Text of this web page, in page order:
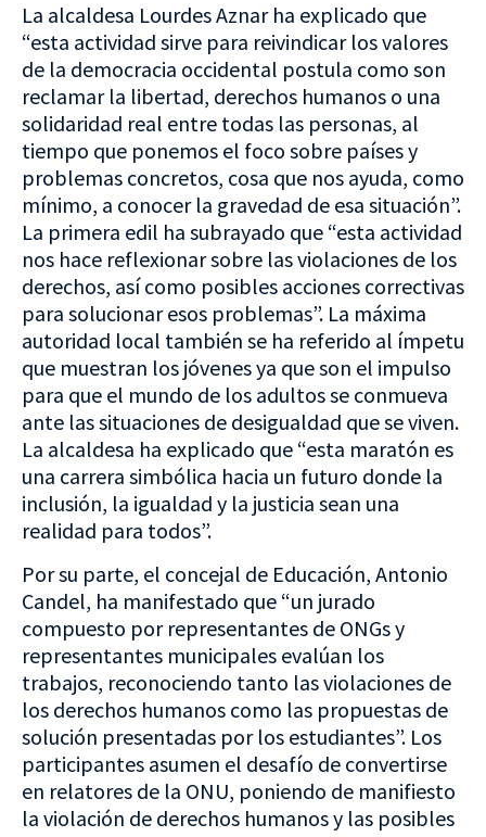
La alcaldesa Lourdes Aznar ha explicado que
“esta actividad sirve para reivindicar los valores
de la democracia occidental postula como son
reclamar la libertad, derechos humanos o una
solidaridad real entre todas las personas, al
tiempo que ponemos el foco sobre países y
problemas concretos, cosa que nos ayuda, como
mínimo, a conocer la gravedad de esa situación”.
La primera edil ha subrayado que “esta actividad
nos hace reflexionar sobre las violaciones de los
derechos, así como posibles acciones correctivas
para solucionar esos problemas”. La máxima
autoridad local también se ha referido al ímpetu
que muestran los jóvenes ya que son el impulso
para que el mundo de los adultos se conmueva
ante las situaciones de desigualdad que se viven.
La alcaldesa ha explicado que “esta maratón es
una carrera simbólica hacia un futuro donde la
inclusión, la igualdad y la justicia sean una
realidad para todos”.
Por su parte, el concejal de Educación, Antonio
Candel, ha manifestado que “un jurado
compuesto por representantes de ONGs y
representantes municipales evalúan los
trabajos, reconociendo tanto las violaciones de
los derechos humanos como las propuestas de
solución presentadas por los estudiantes”. Los
participantes asumen el desafío de convertirse
en relatores de la ONU, poniendo de manifiesto
la violación de derechos humanos y las posibles